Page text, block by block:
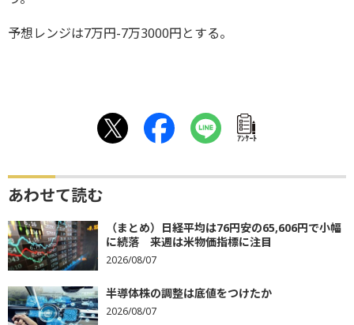
予想レンジは7万円-7万3000円とする。
ｱﾝｹｰﾄ
あわせて読む
（まとめ）日経平均は76円安の65,606円で小幅
に続落 来週は米物価指標に注目
2026/08/07
半導体株の調整は底値をつけたか
2026/08/07